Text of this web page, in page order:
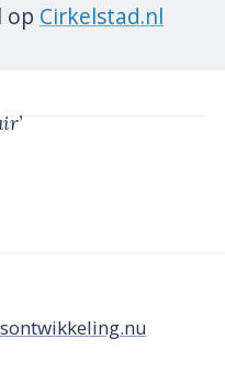
op Cirkelstad.nl